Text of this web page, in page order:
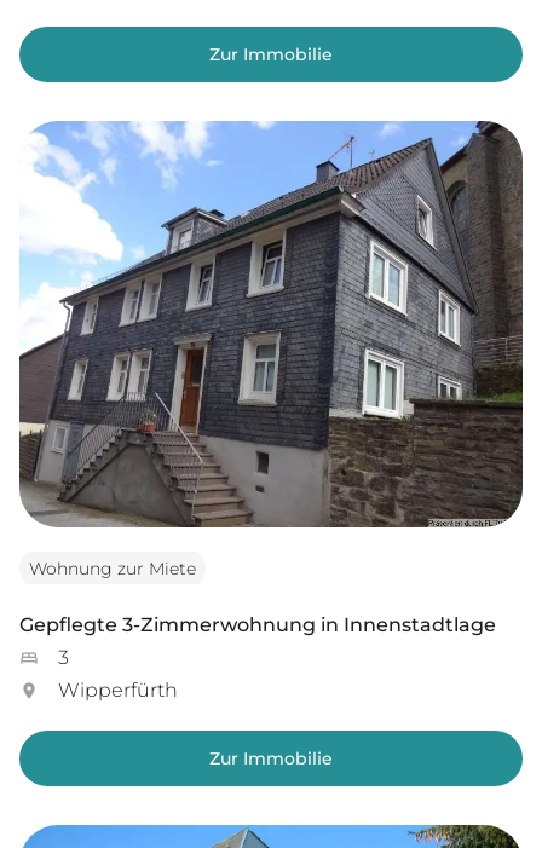
Zur Immobilie
Wohnung zur Miete
Gepflegte 3-Zimmerwohnung in Innenstadtlage
3
Wipperfürth
Zur Immobilie